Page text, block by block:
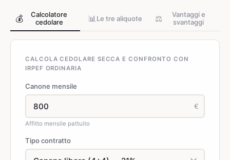
💰
Calcolatore
cedolare
📊 Le tre aliquote ⚖️
Vantaggi e
svantaggi
CALCOLA CEDOLARE SECCA E CONFRONTO CON
IRPEF ORDINARIA
Canone mensile
€
Affitto mensile pattuito
Tipo contratto